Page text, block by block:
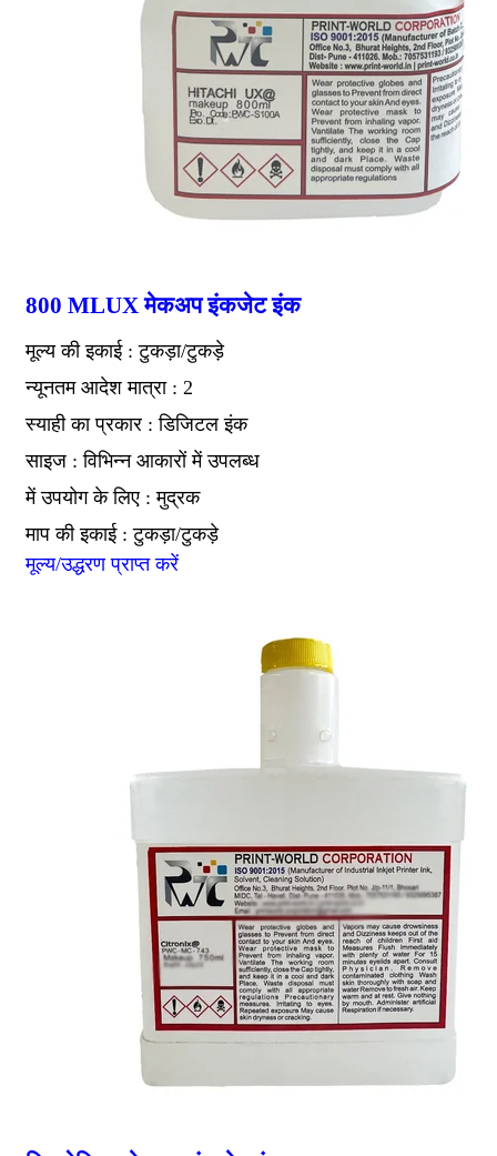
800 MLUX मेकअप इंकजेट इंक
मूल्य की इकाई : टुकड़ा/टुकड़े
न्यूनतम आदेश मात्रा : 2
स्याही का प्रकार : डिजिटल इंक
साइज : विभिन्न आकारों में उपलब्ध
में उपयोग के लिए : मुद्रक
माप की इकाई : टुकड़ा/टुकड़े
मूल्य/उद्धरण प्राप्त करें